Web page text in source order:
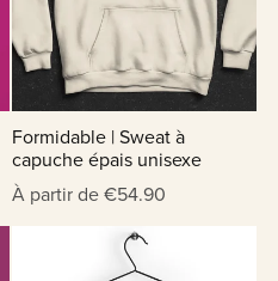
Formidable | Sweat à
capuche épais unisexe
À partir de €54.90